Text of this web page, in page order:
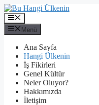
İçeriğe
atla
Menü
Menü
Ana Sayfa
Hangi Ülkenin
İş Fikirleri
Genel Kültür
Neler Oluyor?
Hakkımızda
İletişim